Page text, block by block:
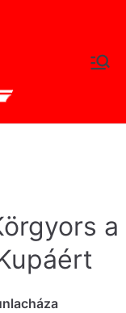
hegc
sitimi
Időtlen Idők
a